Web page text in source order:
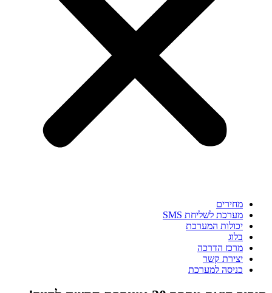
מחירים
מערכת לשליחת SMS
יכולות המערכת
בלוג
מרכז הדרכה
יצירת קשר
כניסה למערכת